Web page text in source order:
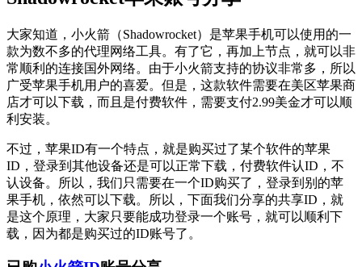
大家知道，小火箭（Shadowrocket）是苹果手机可以使用的一
款为数不多的代理网络工具。有了它，再加上节点，就可以非
常顺利的连接国外网络。由于小火箭支持的协议非常多，所以
广受苹果手机用户的喜爱。但是，这款软件需要在美区苹果商
店才可以下载，而且是付费软件，需要支付2.99美金才可以顺
利安装。
不过，苹果ID有一个特点，就是购买过了某个软件的苹果
ID，登录到其他设备还是可以正常下载，付费软件认ID，不
认设备。所以，我们只需要在一个ID购买了，登录到别的苹
果手机，依然可以下载。所以，下面我们分享的共享ID，就
是这个原理，大家只要能成功登录一个账号，就可以顺利下
载，因为都是购买过的ID账号了。